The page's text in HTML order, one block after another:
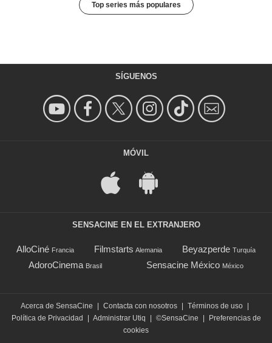
Top series más populares
SÍGUENOS
MÓVIL
SENSACINE EN EL EXTRANJERO
AlloCiné Francia Filmstarts Alemania Beyazperde Turquía
AdoroCinema Brasil Sensacine México México
Acerca de SensaCine Contacta con nosotros Términos de uso
Política de Privacidad
Administrar Utiq ©SensaCine
Preferencias de
cookies